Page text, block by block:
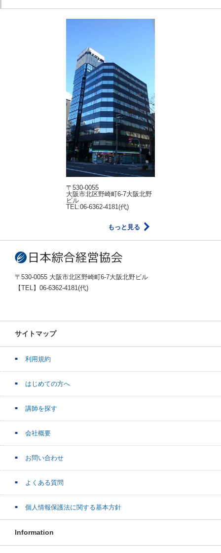
〒530-0055
大阪市北区野崎町6-7大阪北野
ビル
TEL:06-6362-4181(代)
もっと見る
〒530-0055 大阪市北区野崎町6-7大阪北野ビル
【TEL】06-6362-4181(代)
サイトマップ
利用規約
はじめての方へ
講師を探す
会社概要
お問い合わせ
よくある質問
個人情報保護法に関する基本方針
Information